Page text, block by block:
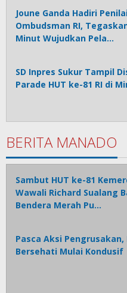
Joune Ganda Hadiri
Ombudsman RI,
Minut Wujudkan Pela…
SD Inpres Sukur Tampil
Parade HUT ke-81 RI di
BERITA MANADO
Sambut HUT ke-81
Wawali Richard Sualang
Bendera Merah Pu…
Pasca Aksi Pengrusakan,
Bersehati Mulai Kondusif